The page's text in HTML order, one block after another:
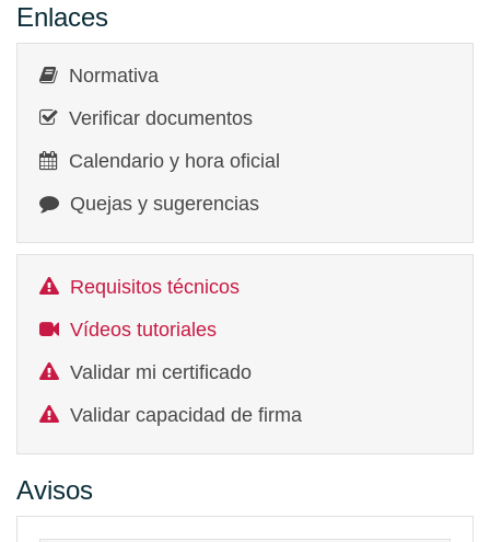
Enlaces
Normativa
Verificar documentos
Calendario y hora oficial
Quejas y sugerencias
Requisitos técnicos
Vídeos tutoriales
Validar mi certificado
Validar capacidad de firma
Avisos